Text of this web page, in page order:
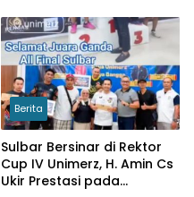
Berita
Sulbar Bersinar di Rektor
Cup IV Unimerz, H. Amin Cs
Ukir Prestasi pada